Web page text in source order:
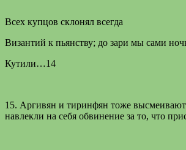
Всех купцов склонял всегда
Византий к пьянству; до зари мы сами
Кутили…14
15. Аргивян и тиринфян тоже
навлекли на себя обвинение за то, что